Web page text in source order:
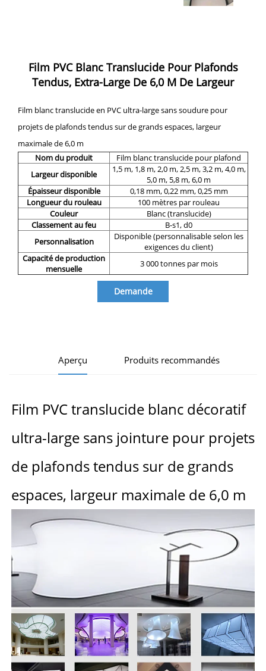
Film PVC Blanc Translucide Pour Plafonds
Tendus, Extra-Large De 6,0 M De Largeur
Film blanc translucide en PVC ultra-large sans soudure pour
projets de plafonds tendus sur de grands espaces, largeur
maximale de 6,0 m
Nom du produit
Film blanc translucide pour plafond
Largeur disponible
1,5 m, 1,8 m, 2,0 m, 2,5 m, 3,2 m, 4,0 m,
5,0 m, 5,8 m, 6,0 m
Épaisseur disponible
0,18 mm, 0,22 mm, 0,25 mm
Longueur du rouleau
100 mètres par rouleau
Couleur
Blanc (translucide)
Classement au feu
B-s1, d0
Personnalisation
Disponible (personnalisable selon les
exigences du client)
Capacité de production
mensuelle
3 000 tonnes par mois
Demande
Aperçu Produits recommandés
Film PVC translucide blanc décoratif
ultra-large sans jointure pour projets
de plafonds tendus sur de grands
espaces, largeur maximale de 6,0 m